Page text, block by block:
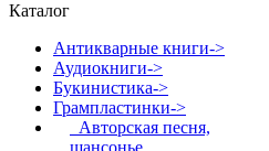
Каталог
Антикварные книги->
Аудиокниги->
Букинистика->
Грампластинки->
Авторская песня,
шансонье